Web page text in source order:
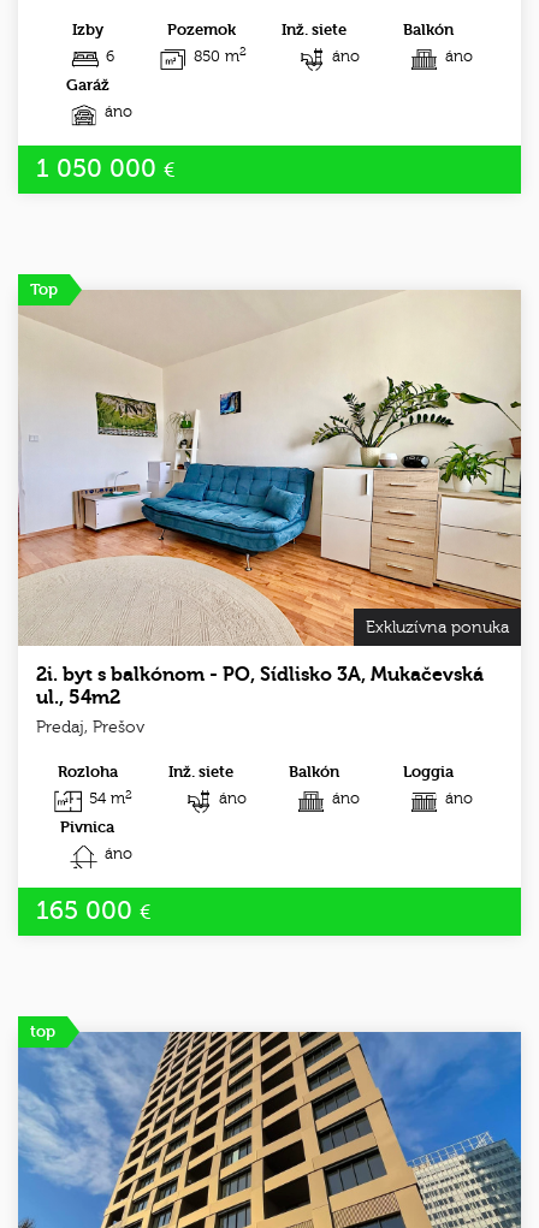
Izby
6
Pozemok
850 m2
Inž. siete
áno
Balkón
áno
Garáž
áno
1 050 000 €
Exkluzívna ponuka
2i. byt s balkónom - PO, Sídlisko 3A, Mukačevská
ul., 54m2
Predaj, Prešov
Rozloha
54 m2
Inž. siete
áno
Balkón
áno
Loggia
áno
Pivnica
áno
165 000 €
Top
top